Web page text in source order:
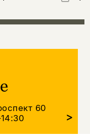
60
>